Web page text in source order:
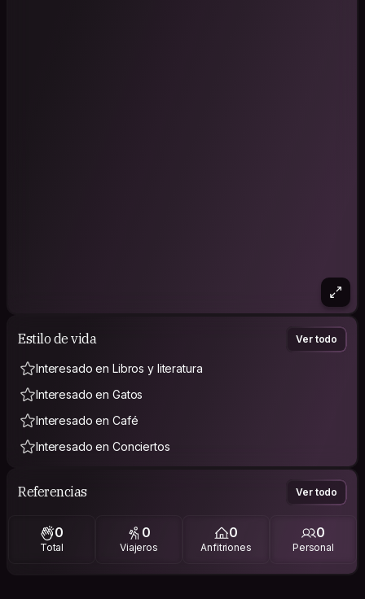
Estilo de vida Ver todo
Interesado en Libros y literatura
Interesado en Gatos
Interesado en Café
Interesado en Conciertos
Referencias Ver todo
0
Total
0
Viajeros
0
Anfitriones
0
Personal